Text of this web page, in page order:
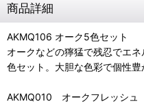
商品詳細
AKMQ106 オーク5色セット
オークなどの獰猛で残忍でエ
色セット。大胆な色彩で個性豊
AKMQ010 オークフレッシュ